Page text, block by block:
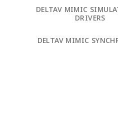
DELTAV MIMIC
DRIVERS
DELTAV MIMIC